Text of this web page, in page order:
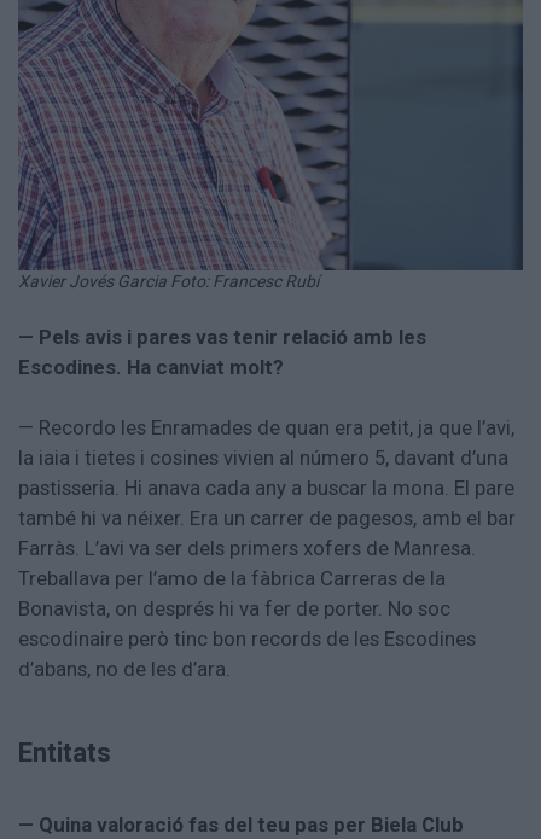
Xavier Jovés Garcia Foto: Francesc Rubí
— Pels avis i pares vas tenir relació amb les
Escodines. Ha canviat molt?
— Recordo les Enramades de quan era petit, ja que l’avi,
la iaia i tietes i cosines vivien al número 5, davant d’una
pastisseria. Hi anava cada any a buscar la mona. El pare
també hi va néixer. Era un carrer de pagesos, amb el bar
Farràs. L’avi va ser dels primers xofers de Manresa.
Treballava per l’amo de la fàbrica Carreras de la
Bonavista, on després hi va fer de porter. No soc
escodinaire però tinc bon records de les Escodines
d’abans, no de les d’ara.
Entitats
— Quina valoració fas del teu pas per Biela Club